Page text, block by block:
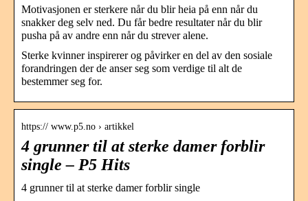
Motivasjonen er sterkere når du blir heia på enn når du
snakker deg selv ned. Du får bedre resultater når du blir
pusha på av andre enn når du strever alene.
Sterke kvinner inspirerer og påvirker en del av den sosiale
forandringen der de anser seg som verdige til alt de
bestemmer seg for.
https:// www.p5.no › artikkel
4 grunner til at sterke damer forblir
single – P5 Hits
4 grunner til at sterke damer forblir single